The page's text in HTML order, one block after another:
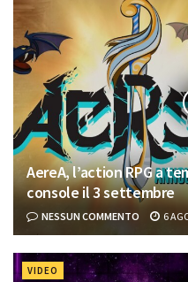
AereA, l’action RPG a
console il 3 settembre
NESSUN COMMENTO 6
VIDEO